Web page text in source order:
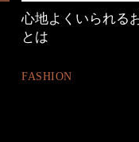
心地よくいられる
とは
FASHION